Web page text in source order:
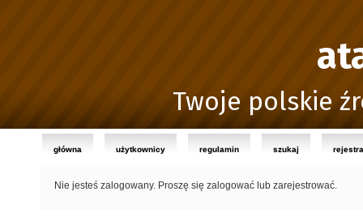
Twoje polskie
główna użytkownicy regulamin szukaj
Nie jesteś zalogowany. Proszę się zalogować lub zarejestrować.